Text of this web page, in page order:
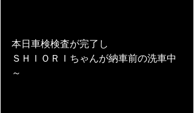
本日車検検査が完了し
ＳＨＩＯＲＩちゃんが納車前の洗車中
～